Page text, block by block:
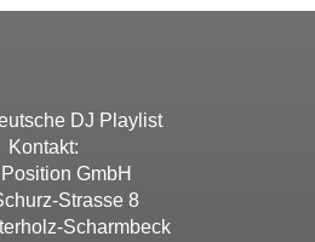
DJ Playlist
Kontakt:
GmbH
Strasse 8
Scharmbeck